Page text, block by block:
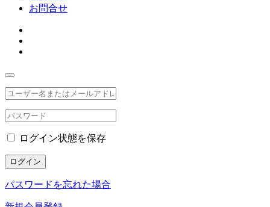
お問合せ
ログイン状態を保存
ログイン
パスワードを忘れた場合